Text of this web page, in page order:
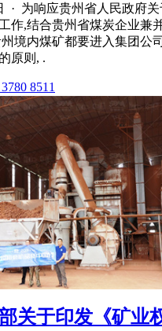
· 为响应贵州省人民政府
作,结合贵州省煤炭企业兼
境内煤矿都要进入集团公
原则, .
8511
关于印发《矿业